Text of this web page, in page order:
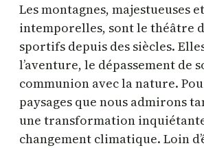
Les montagnes, majestueuses et
intemporelles, sont le théâtre
sportifs depuis des siècles.
l’aventure, le dépassement de
communion avec la nature.
paysages que nous admirons
une transformation inquiétante
changement climatique. Loin